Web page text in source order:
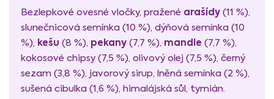
Bezlepkové ovesné vločky, pražené arašídy (11 %),
slunečnicová semínka (10 %), dýňová semínka (10
%), kešu (8 %), pekany (7,7 %), mandle (7,7 %),
kokosové chipsy (7,5 %), olivový olej (7,5 %), černý
sezam (3,8 %), javorový sirup, lněná semínka (2 %),
sušená cibulka (1,6 %), himalájská sůl, tymián.